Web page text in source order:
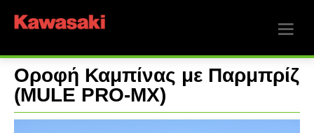
Οροφή Καμπίνας με Παρμπρίζ
(MULE PRO-MX)